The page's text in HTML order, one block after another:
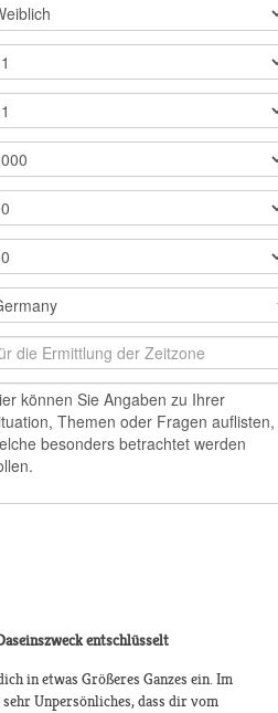
entschlüsselt
in etwas Größeres Ganzes ein. Im
Unpersönliches, dass dir vom